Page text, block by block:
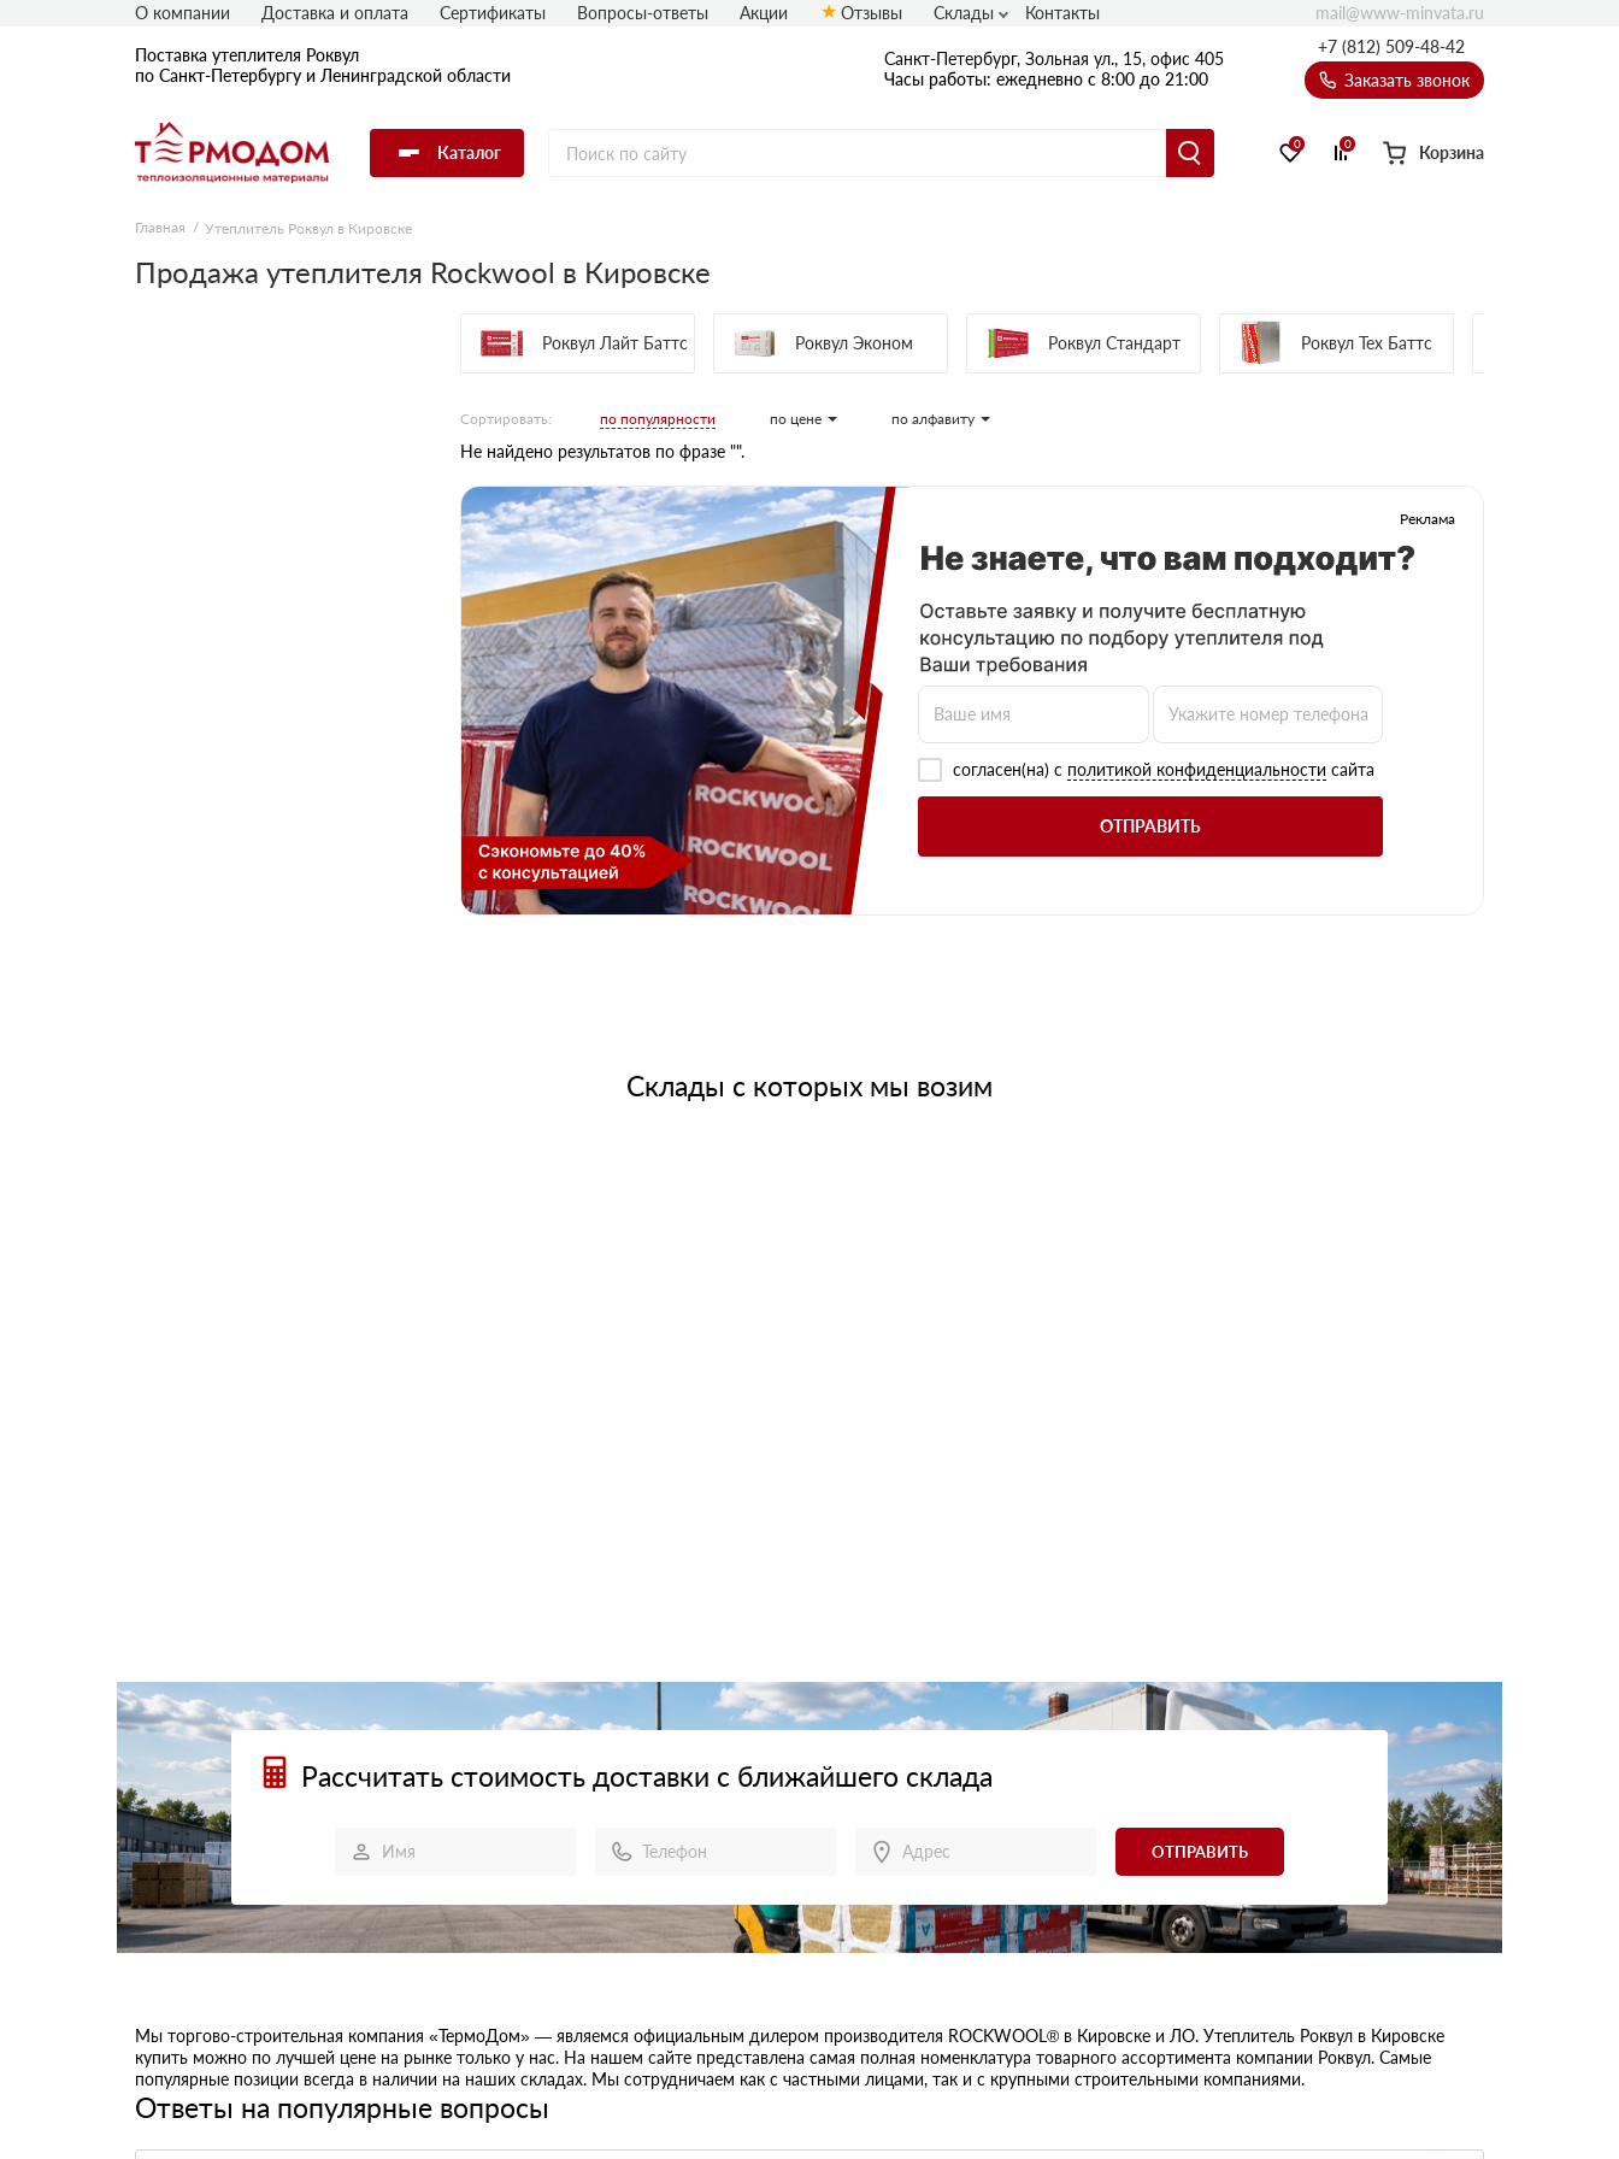
Поставка утеплителя Роквул
по Санкт-Петербургу и Ленинградской области
Санкт-Петербург, Зольная ул., 15, офис 405
Часы работы: ежедневно с 8:00 до 21:00
+7 (812) 509-48-42
Заказать звонок
Каталог 0 0 Корзина
О компании Доставка и оплата Сертификаты Вопросы-ответы Акции Отзывы Склады Контакты mail@www-minvata.ru
Главная Утеплитель Роквул в Кировске
Продажа утеплителя Rockwool в Кировске
Роквул Лайт Баттс Роквул Эконом Роквул Стандарт Роквул Тех Баттс
Сортировать: по популярности по цене по алфавиту
Не найдено результатов по фразе "".
Реклама
согласен(на) с политикой конфиденциальности сайта
ОТПРАВИТЬ
Склады с которых мы возим
Рассчитать стоимость доставки с ближайшего склада
ОТПРАВИТЬ
Мы торгово-строительная компания «ТермоДом» — являемся официальным дилером производителя ROCKWOOL® в Кировске и ЛО. Утеплитель Роквул в Кировске
купить можно по лучшей цене на рынке только у нас. На нашем сайте представлена самая полная номенклатура товарного ассортимента компании Роквул. Самые
популярные позиции всегда в наличии на наших складах. Мы сотрудничаем как с частными лицами, так и с крупными строительными компаниями.
Ответы на популярные вопросы